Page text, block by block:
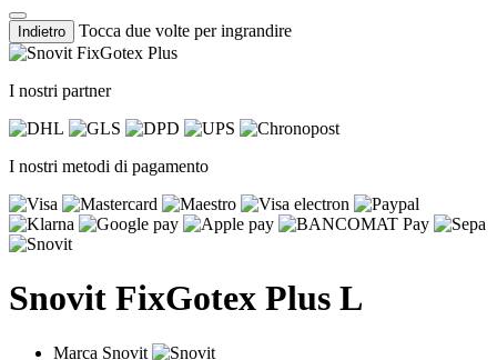
Indietro Tocca due volte per ingrandire
I nostri partner
I nostri metodi di pagamento
Snovit FixGotex Plus L
Marca Snovit